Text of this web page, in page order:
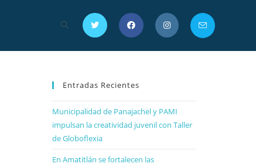
Entradas Recientes
Municipalidad de Panajachel y PAMI
impulsan la creatividad juvenil con Taller
de Globoflexia
En Amatitlán se fortalecen las